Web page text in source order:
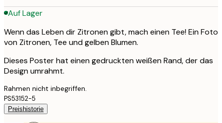
Auf Lager
Wenn das Leben dir Zitronen gibt, mach einen Tee! Ein Foto
von Zitronen, Tee und gelben Blumen.
Dieses Poster hat einen gedruckten weißen Rand, der das
Design umrahmt.
Rahmen nicht inbegriffen.
PS53152-5
Preishistorie